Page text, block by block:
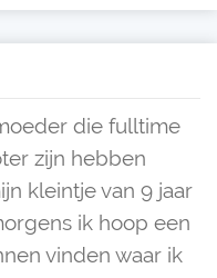
die fulltime
zijn hebben
kleintje van 9 jaar
ik hoop een
vinden waar ik